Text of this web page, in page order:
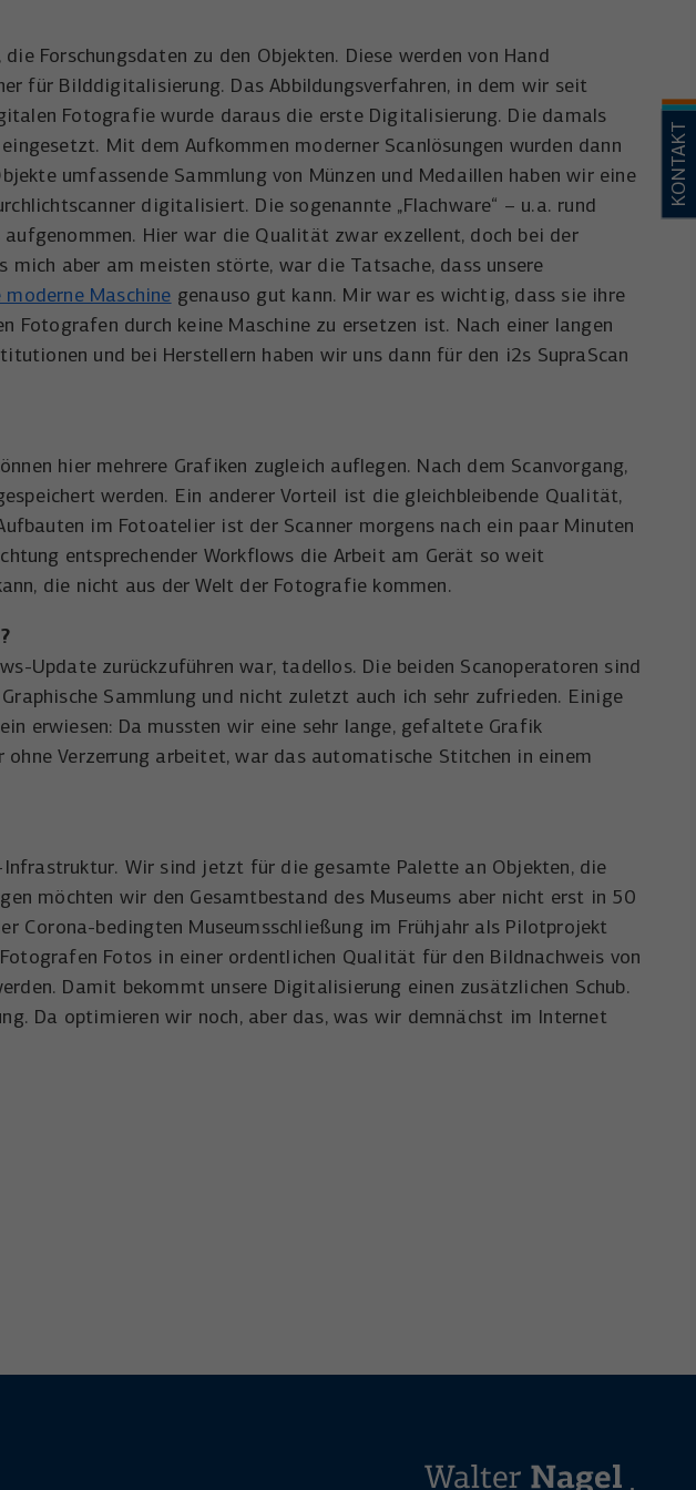
Forschungsdaten zu den Objekten. Diese werden von Hand
für Bilddigitalisierung. Das Abbildungsverfahren, in dem wir seit
Fotografie wurde daraus die erste Digitalisierung. Die damals
Mit dem Aufkommen moderner Scanlösungen wurden dann
umfassende Sammlung von Münzen und Medaillen haben wir eine
digitalisiert. Die sogenannte „Flachware“ – u.a. rund
Hier war die Qualität zwar exzellent, doch bei der
aber am meisten störte, war die Tatsache, dass unsere
moderne Maschine genauso gut kann. Mir war es wichtig, dass sie ihre
Fotografen durch keine Maschine zu ersetzen ist. Nach einer langen
und bei Herstellern haben wir uns dann für den i2s SupraScan
hier mehrere Grafiken zugleich auflegen. Nach dem Scanvorgang,
werden. Ein anderer Vorteil ist die gleichbleibende Qualität,
im Fotoatelier ist der Scanner morgens nach ein paar Minuten
entsprechender Workflows die Arbeit am Gerät so weit
die nicht aus der Welt der Fotografie kommen.
Update zurückzuführen war, tadellos. Die beiden Scanoperatoren sind
Sammlung und nicht zuletzt auch ich sehr zufrieden. Einige
erwiesen: Da mussten wir eine sehr lange, gefaltete Grafik
Verzerrung arbeitet, war das automatische Stitchen in einem
Wir sind jetzt für die gesamte Palette an Objekten, die
möchten wir den Gesamtbestand des Museums aber nicht erst in 50
Corona-bedingten Museumsschließung im Frühjahr als Pilotprojekt
Fotos in einer ordentlichen Qualität für den Bildnachweis von
Damit bekommt unsere Digitalisierung einen zusätzlichen Schub.
Da optimieren wir noch, aber das, was wir demnächst im Internet
KONTAKT
KG
Quelle für Webinar-
genutzt, um den Erfolg
und Nutzer zu
Ads verwendet um
hinweg zu verfolgen.
Ads verwendet um
hinweg zu verfolgen.
Wenn Cookies
der Zugriff auf
mehr.
Google Maps-Inhalten
Inhalte zu